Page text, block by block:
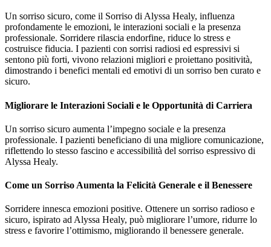
Un sorriso sicuro, come il Sorriso di Alyssa Healy, influenza
profondamente le emozioni, le interazioni sociali e la presenza
professionale. Sorridere rilascia endorfine, riduce lo stress e
costruisce fiducia. I pazienti con sorrisi radiosi ed espressivi si
sentono più forti, vivono relazioni migliori e proiettano positività,
dimostrando i benefici mentali ed emotivi di un sorriso ben curato e
sicuro.
Migliorare le Interazioni Sociali e le Opportunità di Carriera
Un sorriso sicuro aumenta l’impegno sociale e la presenza
professionale. I pazienti beneficiano di una migliore comunicazione,
riflettendo lo stesso fascino e accessibilità del sorriso espressivo di
Alyssa Healy.
Come un Sorriso Aumenta la Felicità Generale e il Benessere
Sorridere innesca emozioni positive. Ottenere un sorriso radioso e
sicuro, ispirato ad Alyssa Healy, può migliorare l’umore, ridurre lo
stress e favorire l’ottimismo, migliorando il benessere generale.